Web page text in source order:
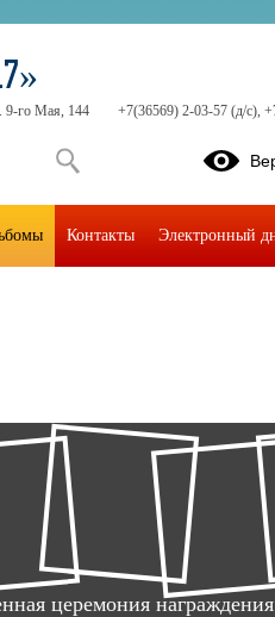
церемония
9-го Мая, 144
+7(36569) 2-03-57 (д/с),
Контакты Электронный